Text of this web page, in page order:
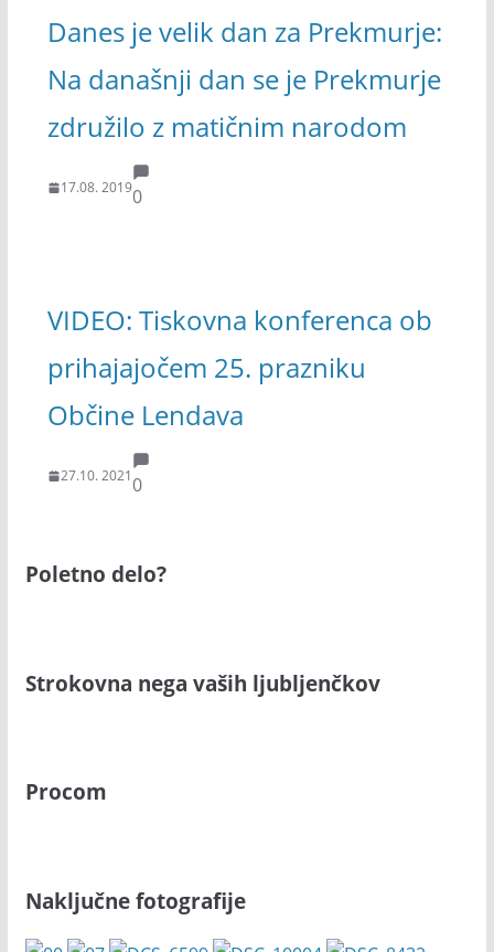
Danes je velik dan za Prekmurje:
Na današnji dan se je Prekmurje
združilo z matičnim narodom
17.08. 20190
VIDEO: Tiskovna konferenca ob
prihajajočem 25. prazniku
Občine Lendava
27.10. 20210
Poletno delo?
Strokovna nega vaših ljubljenčkov
Procom
Naključne fotografije